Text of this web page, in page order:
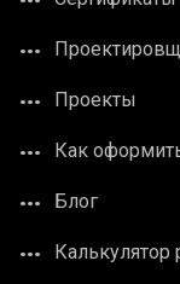
Проекты
Как
Блог
Калькулятор